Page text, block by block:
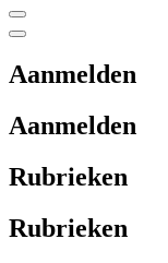
Aanmelden
Aanmelden
Rubrieken
Rubrieken